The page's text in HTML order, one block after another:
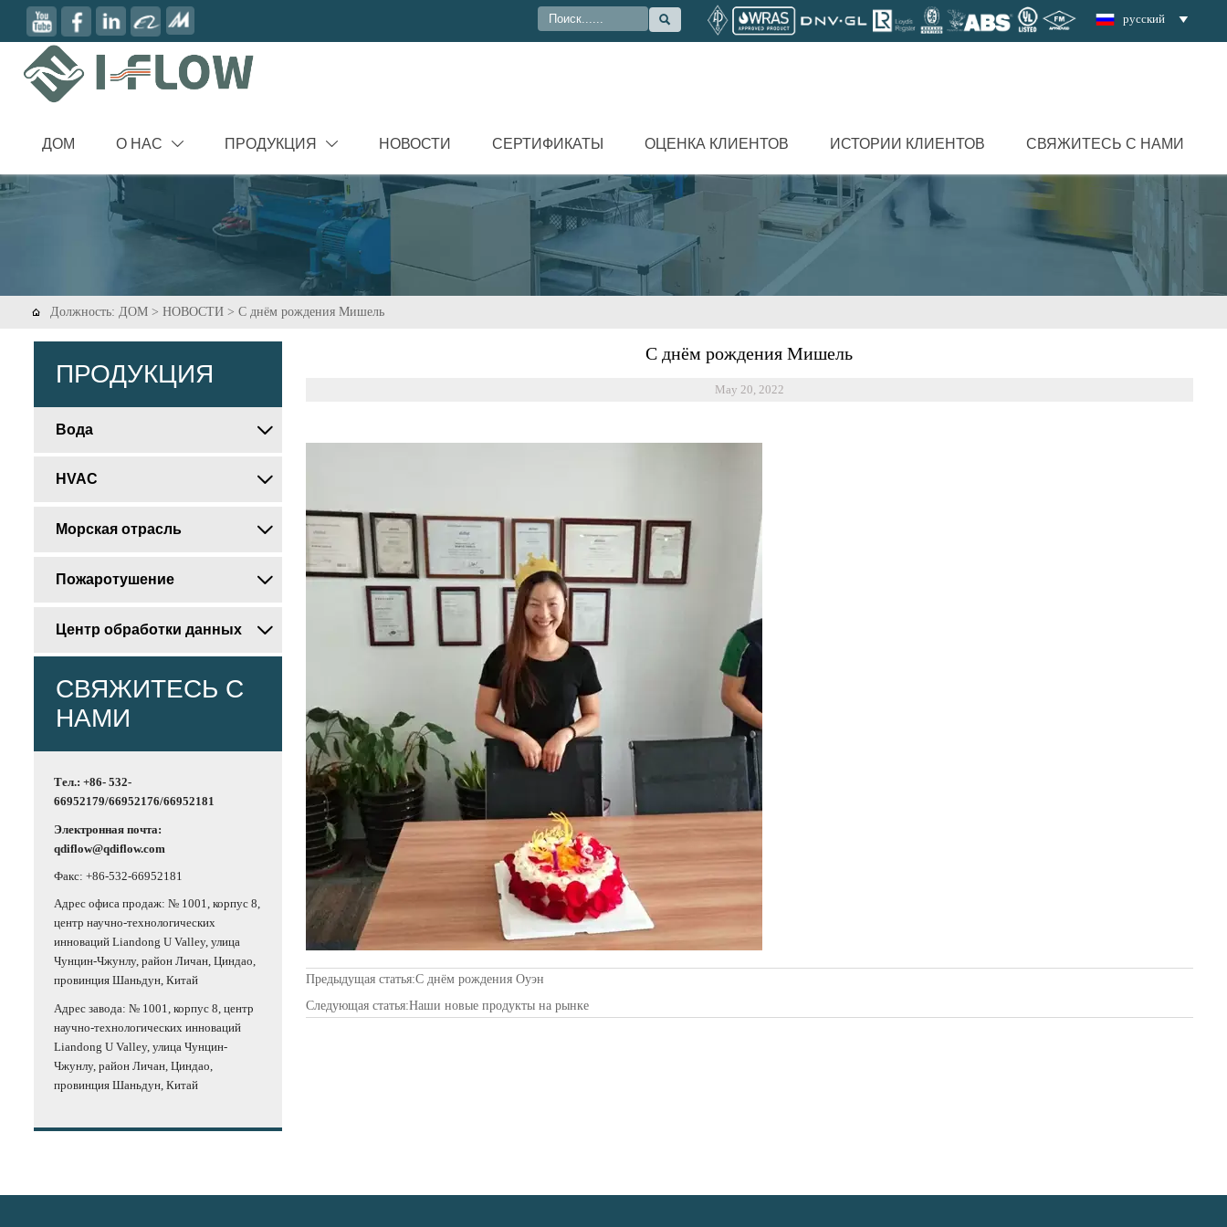
 русский 
ДОМ О НАС  ПРОДУКЦИЯ  НОВОСТИ СЕРТИФИКАТЫ ОЦЕНКА КЛИЕНТОВ ИСТОРИИ КЛИЕНТОВ СВЯЖИТЕСЬ С НАМИ
 Должность:ДОМ >НОВОСТИ >С днём рождения Мишель
ПРОДУКЦИЯ
Вода 
HVAC 
Морская отрасль 
Пожаротушение 
Центр обработки данных 
СВЯЖИТЕСЬ С
НАМИ
Тел.: +86- 532-
66952179/66952176/66952181
Электронная почта:
qdiflow@qdiflow.com
Факс: +86-532-66952181
Адрес офиса продаж: № 1001, корпус 8,
центр научно-технологических
инноваций Liandong U Valley, улица
Чунцин-Чжунлу, район Личан, Циндао,
провинция Шаньдун, Китай
Адрес завода: № 1001, корпус 8, центр
научно-технологических инноваций
Liandong U Valley, улица Чунцин-
Чжунлу, район Личан, Циндао,
провинция Шаньдун, Китай
С днём рождения Мишель
May 20, 2022
Предыдущая статья:С днём рождения Оуэн
Следующая статья:Наши новые продукты на рынке